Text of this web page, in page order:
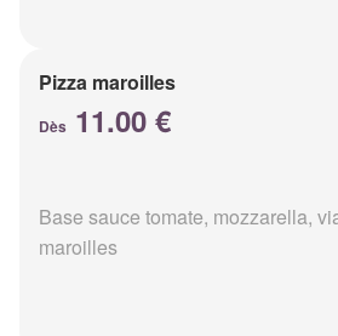
Pizza maroilles
Dès 11.00 €
Base sauce tomate, mozzarella,
maroilles